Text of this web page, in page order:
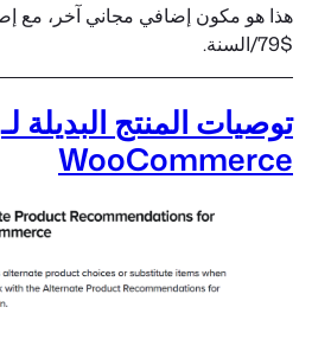
$79/السنة.
توصيات المنتج البديلة لـ
WooCommerce